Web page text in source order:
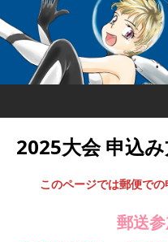
2025大会 申込
このページでは郵便での
郵送